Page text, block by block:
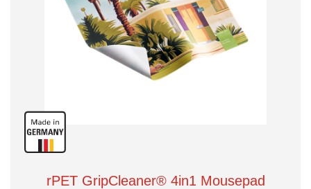
rPET GripCleaner® 4in1 Mousepad